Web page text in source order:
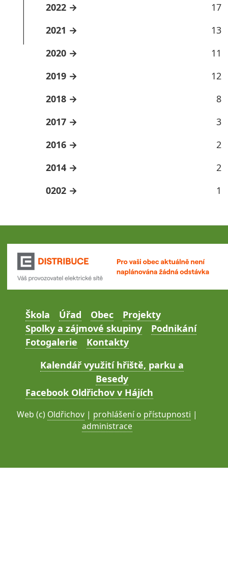
2022
17
2021
13
2020
11
2019
12
2018
8
2017
3
2016
2
2014
2
0202
1
Škola Úřad Obec
Projekty
Spolky a zájmové skupiny
Podnikání
Fotogalerie
Kontakty
Kalendář využití hřiště, parku a
Besedy
Facebook Oldřichov v Hájích
Web (c) Oldřichov | prohlášení o přístupnosti |
administrace